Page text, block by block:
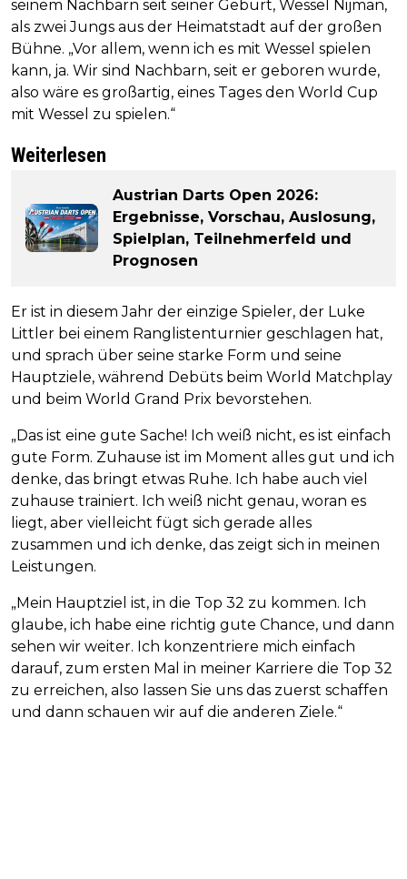
seinem Nachbarn seit seiner Geburt, Wessel Nijman,
als zwei Jungs aus der Heimatstadt auf der großen
Bühne. „Vor allem, wenn ich es mit Wessel spielen
kann, ja. Wir sind Nachbarn, seit er geboren wurde,
also wäre es großartig, eines Tages den World Cup
mit Wessel zu spielen.“
Weiterlesen
Austrian Darts Open 2026:
Ergebnisse, Vorschau, Auslosung,
Spielplan, Teilnehmerfeld und
Prognosen
Er ist in diesem Jahr der einzige Spieler, der Luke
Littler bei einem Ranglistenturnier geschlagen hat,
und sprach über seine starke Form und seine
Hauptziele, während Debüts beim World Matchplay
und beim World Grand Prix bevorstehen.
„Das ist eine gute Sache! Ich weiß nicht, es ist einfach
gute Form. Zuhause ist im Moment alles gut und ich
denke, das bringt etwas Ruhe. Ich habe auch viel
zuhause trainiert. Ich weiß nicht genau, woran es
liegt, aber vielleicht fügt sich gerade alles
zusammen und ich denke, das zeigt sich in meinen
Leistungen.
„Mein Hauptziel ist, in die Top 32 zu kommen. Ich
glaube, ich habe eine richtig gute Chance, und dann
sehen wir weiter. Ich konzentriere mich einfach
darauf, zum ersten Mal in meiner Karriere die Top 32
zu erreichen, also lassen Sie uns das zuerst schaffen
und dann schauen wir auf die anderen Ziele.“